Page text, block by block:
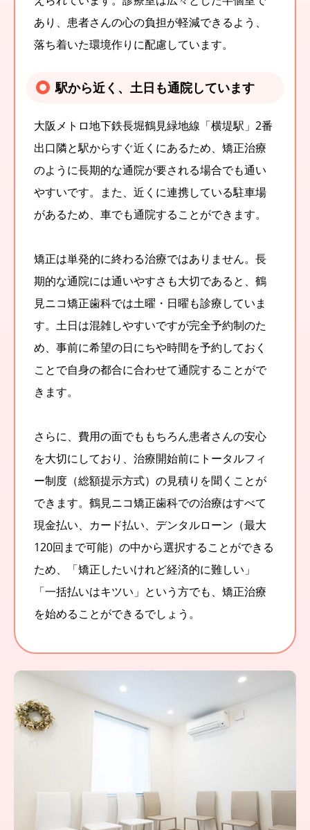
あり、患者さんの心の負担が軽減できるよう、
落ち着いた環境作りに配慮しています。
駅から近く、土日も通院しています
大阪メトロ地下鉄長堀鶴見緑地線「横堤駅」2番
出口隣と駅からすぐ近くにあるため、矯正治療
のように長期的な通院が要される場合でも通い
やすいです。また、近くに連携している駐車場
があるため、車でも通院することができます。
矯正は単発的に終わる治療ではありません。長
期的な通院には通いやすさも大切であると、鶴
見ニコ矯正歯科では土曜・日曜も診療していま
す。土日は混雑しやすいですが完全予約制のた
め、事前に希望の日にちや時間を予約しておく
ことで自身の都合に合わせて通院することがで
きます。
さらに、費用の面でももちろん患者さんの安心
を大切にしており、治療開始前にトータルフィ
ー制度（総額提示方式）の見積りを聞くことが
できます。鶴見ニコ矯正歯科での治療はすべて
現金払い、カード払い、デンタルローン（最大
120回まで可能）の中から選択することができる
ため、「矯正したいけれど経済的に難しい」
「一括払いはキツい」という方でも、矯正治療
を始めることができるでしょう。